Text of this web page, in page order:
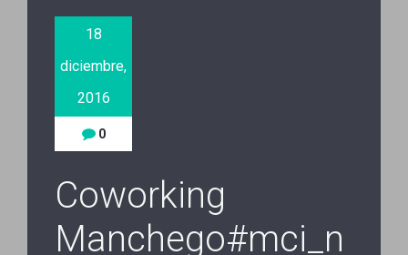
18
diciembre,
2016
0
Coworking
Manchego#mci_n